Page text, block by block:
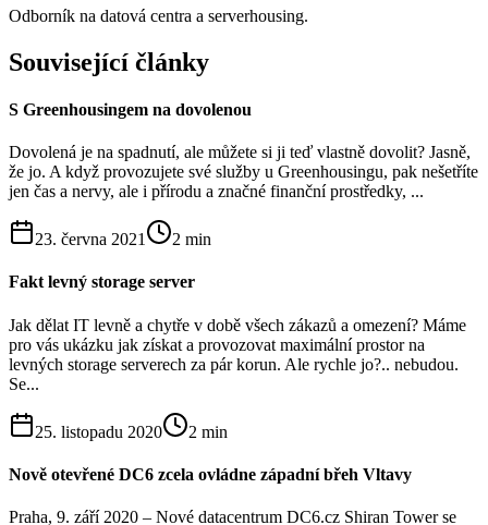
Odborník na datová centra a serverhousing.
Související články
S Greenhousingem na dovolenou
Dovolená je na spadnutí, ale můžete si ji teď vlastně dovolit? Jasně,
že jo. A když provozujete své služby u Greenhousingu, pak nešetříte
jen čas a nervy, ale i přírodu a značné finanční prostředky, ...
23. června 2021 2 min
Fakt levný storage server
Jak dělat IT levně a chytře v době všech zákazů a omezení? Máme
pro vás ukázku jak získat a provozovat maximální prostor na
levných storage serverech za pár korun. Ale rychle jo?.. nebudou.
Se...
25. listopadu 2020 2 min
Nově otevřené DC6 zcela ovládne západní břeh Vltavy
Praha, 9. září 2020 – Nové datacentrum DC6.cz Shiran Tower se